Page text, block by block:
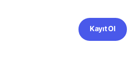
Kayıt Ol